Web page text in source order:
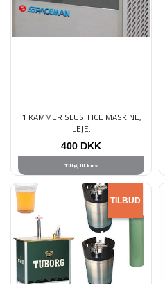
1 KAMMER SLUSH ICE MASKINE,
LEJE.
400 DKK
Tilføj til kurv
TILBUD